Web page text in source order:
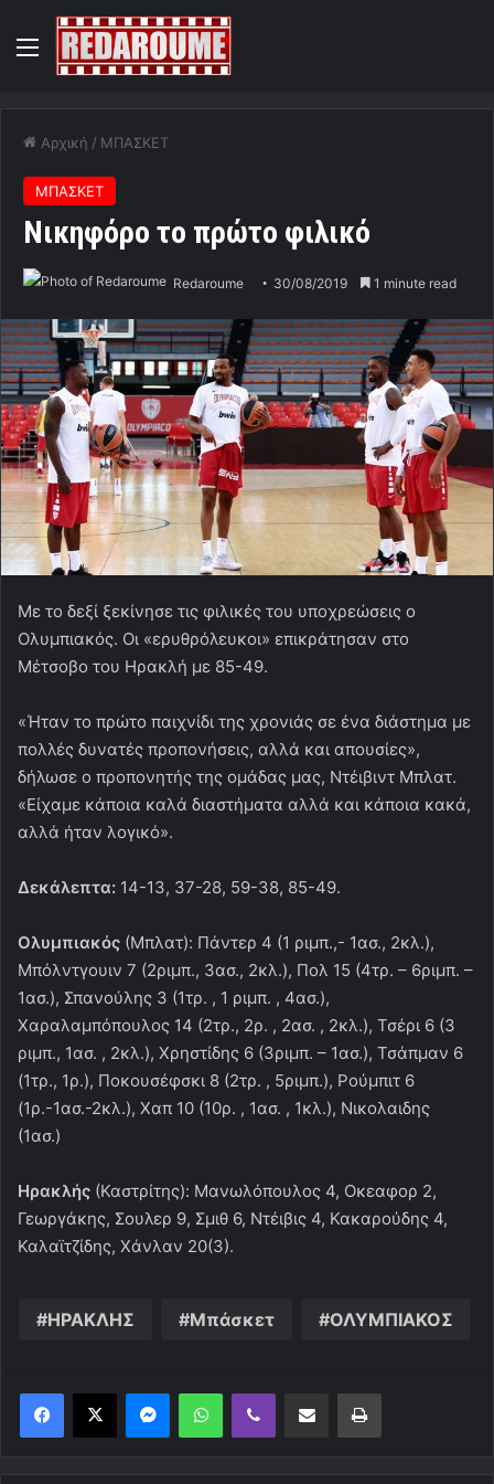
Menu
Αρχική / ΜΠΑΣΚΕΤ
ΜΠΑΣΚΕΤ
Νικηφόρο το πρώτο φιλικό
Redaroume 30/08/2019 1 minute read
Με το δεξί ξεκίνησε τις φιλικές του υποχρεώσεις ο
Ολυμπιακός. Οι «ερυθρόλευκοι» επικράτησαν στο
Μέτσοβο του Ηρακλή με 85-49.
«Ήταν το πρώτο παιχνίδι της χρονιάς σε ένα διάστημα με
πολλές δυνατές προπονήσεις, αλλά και απουσίες»,
δήλωσε ο προπονητής της ομάδας μας, Ντέιβιντ Μπλατ.
«Είχαμε κάποια καλά διαστήματα αλλά και κάποια κακά,
αλλά ήταν λογικό».
Δεκάλεπτα: 14-13, 37-28, 59-38, 85-49.
Ολυμπιακός (Μπλατ): Πάντερ 4 (1 ριμπ.,- 1ασ., 2κλ.),
Μπόλντγουιν 7 (2ριμπ., 3ασ., 2κλ.), Πολ 15 (4τρ. – 6ριμπ. –
1ασ.), Σπανούλης 3 (1τρ. , 1 ριμπ. , 4ασ.),
Χαραλαμπόπουλος 14 (2τρ., 2ρ. , 2ασ. , 2κλ.), Τσέρι 6 (3
ριμπ., 1ασ. , 2κλ.), Χρηστίδης 6 (3ριμπ. – 1ασ.), Τσάπμαν 6
(1τρ., 1ρ.), Ποκουσέφσκι 8 (2τρ. , 5ριμπ.), Ρούμπιτ 6
(1ρ.-1ασ.-2κλ.), Χαπ 10 (10ρ. , 1ασ. , 1κλ.), Νικολαιδης
(1ασ.)
Ηρακλής (Καστρίτης): Μανωλόπουλος 4, Οκεαφορ 2,
Γεωργάκης, Σουλερ 9, Σμιθ 6, Ντέιβις 4, Κακαρούδης 4,
Καλαϊτζίδης, Χάνλαν 20(3).
ΗΡΑΚΛΗΣ Μπάσκετ ΟΛΥΜΠΙΑΚΟΣ
MessengerWhatsAppViber Κοινοποίηση μέσω ηλεκτρονικού ταχυδρομείουΕκτύπωση